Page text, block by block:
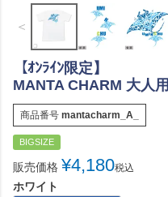
＜
【ｵﾝﾗｲﾝ限定】
MANTA CHARM 大人用
商品番号 mantacharm_A_
BIGSIZE
販売価格 ¥4,180税込
ホワイト